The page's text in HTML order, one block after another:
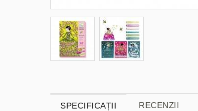
SPECIFICAȚII RECENZII